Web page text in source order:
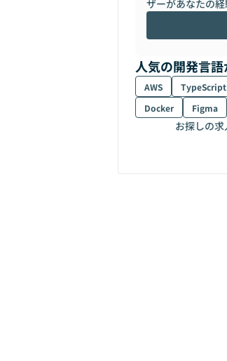
ザーがあなたの
人気の開発言
AWS TypeScript
Docker
Figma
お探しの